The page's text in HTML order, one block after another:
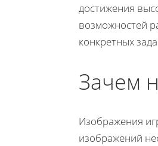
достижения
возможностей
конкретных
Зачем
Изображения
изображений